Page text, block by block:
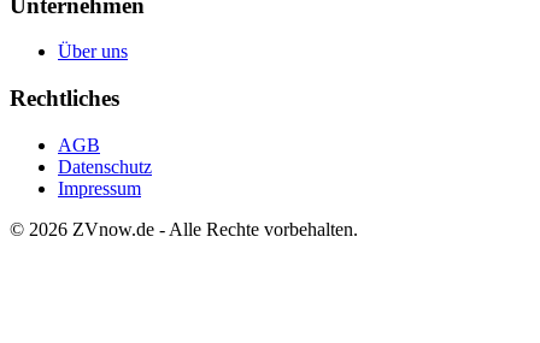
Über uns
Rechtliches
AGB
Datenschutz
Impressum
© 2026 ZVnow.de - Alle Rechte vorbehalten.